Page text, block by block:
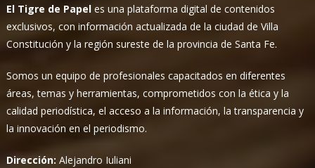
El Tigre de Papel es una plataforma digital de contenidos
exclusivos, con información actualizada de la ciudad de Villa
Constitución y la región sureste de la provincia de Santa Fe.
Somos un equipo de profesionales capacitados en diferentes
áreas, temas y herramientas, comprometidos con la ética y la
calidad periodística, el acceso a la información, la transparencia y
la innovación en el periodismo.
Dirección:Alejandro Iuliani